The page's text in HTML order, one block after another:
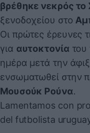
βρέθηκε νεκρός
ξενοδοχείου στο
Οι πρώτες έρευνες
για αυτοκτονία του
ημέρα μετά την
ενσωματωθεί στην
Μουσούκ Ρούνα.
Lamentamos con
del futbolista